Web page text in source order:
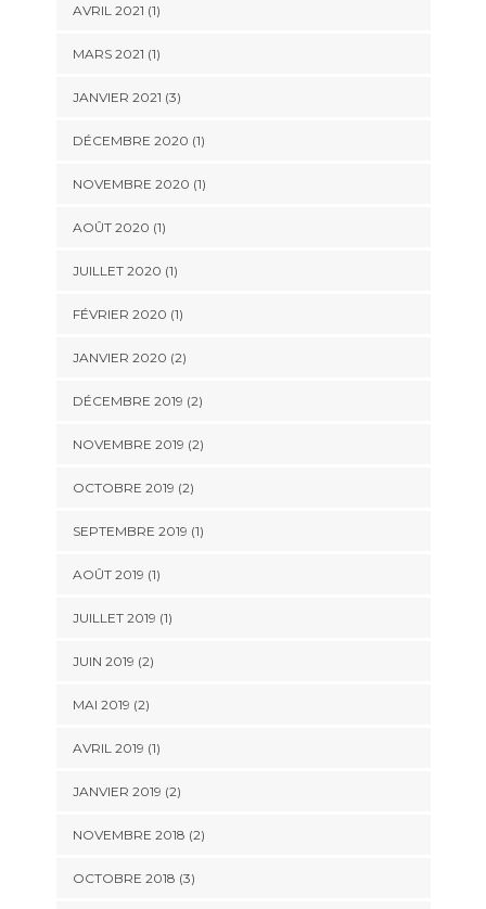
AVRIL 2021 (1)
MARS 2021 (1)
JANVIER 2021 (3)
DÉCEMBRE 2020 (1)
NOVEMBRE 2020 (1)
AOÛT 2020 (1)
JUILLET 2020 (1)
FÉVRIER 2020 (1)
JANVIER 2020 (2)
DÉCEMBRE 2019 (2)
NOVEMBRE 2019 (2)
OCTOBRE 2019 (2)
SEPTEMBRE 2019 (1)
AOÛT 2019 (1)
JUILLET 2019 (1)
JUIN 2019 (2)
MAI 2019 (2)
AVRIL 2019 (1)
JANVIER 2019 (2)
NOVEMBRE 2018 (2)
OCTOBRE 2018 (3)